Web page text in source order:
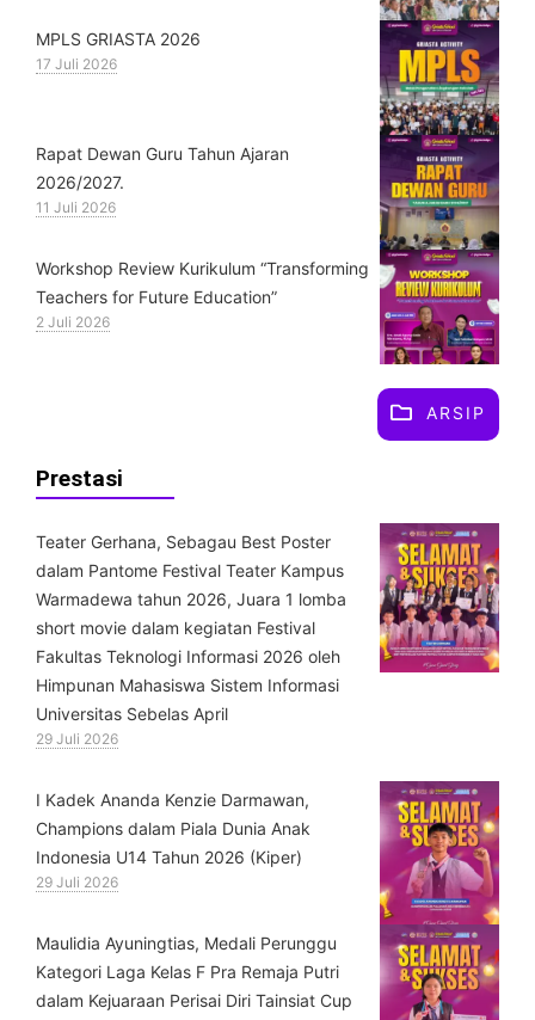
MPLS GRIASTA 2026
17 Juli 2026
Rapat Dewan Guru Tahun Ajaran
2026/2027.
11 Juli 2026
Workshop Review Kurikulum “Transforming
Teachers for Future Education”
2 Juli 2026
ARSIP
Prestasi
Teater Gerhana, Sebagau Best Poster
dalam Pantome Festival Teater Kampus
Warmadewa tahun 2026, Juara 1 lomba
short movie dalam kegiatan Festival
Fakultas Teknologi Informasi 2026 oleh
Himpunan Mahasiswa Sistem Informasi
Universitas Sebelas April
29 Juli 2026
⁠I Kadek Ananda Kenzie Darmawan,
Champions dalam Piala Dunia Anak
Indonesia U14 Tahun 2026 (Kiper)
29 Juli 2026
⁠Maulidia Ayuningtias, Medali Perunggu
Kategori Laga Kelas F Pra Remaja Putri
dalam Kejuaraan Perisai Diri Tainsiat Cup